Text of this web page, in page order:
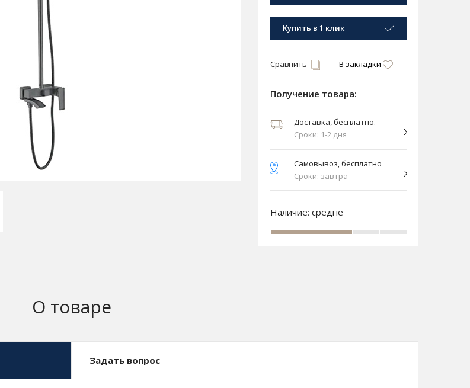
Купить в 1 клик
Сравнить В закладки
Получение товара:
Доставка, бесплатно.
Сроки: 1-2 дня
Самовывоз, бесплатно
Сроки: завтра
Наличие: средне
О товаре
Задать вопрос